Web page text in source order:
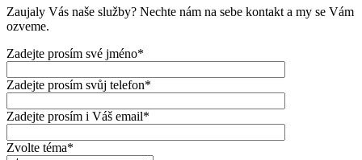
Zaujaly Vás naše služby? Nechte nám na sebe kontakt a my se Vám
ozveme.
Zadejte prosím své jméno*
Zadejte prosím svůj telefon*
Zadejte prosím i Váš email*
Zvolte téma*